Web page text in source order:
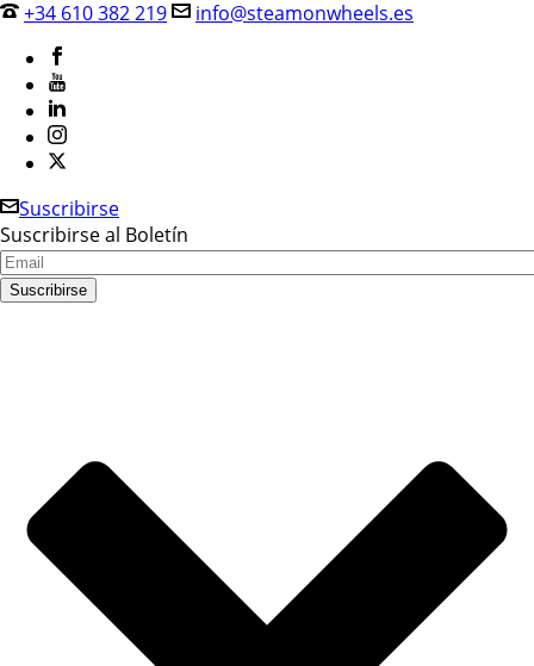
+34 610 382 219 info@steamonwheels.es
Suscribirse
Suscribirse al Boletín